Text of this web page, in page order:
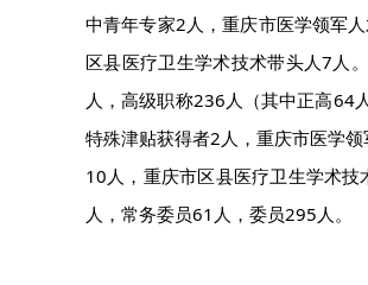
中青年专家2人，重庆市医学领军
区县医疗卫生学术技术带头人7人
人，高级职称236人（其中正高64
特殊津贴获得者2人，重庆市医学
10人，重庆市区县医疗卫生学术
人，常务委员61人，委员295人。